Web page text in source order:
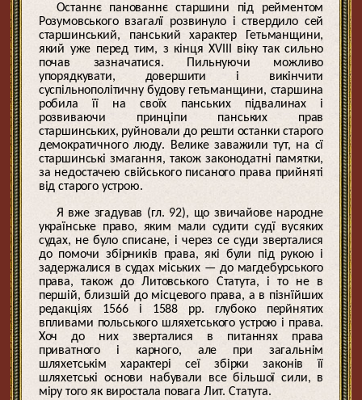
Останнє панованнє старшини під рейментом
Розумовського взагалї розвинуло і ствердило сей
старшинський, панський характер Гетьманщини,
який уже перед тим, з кінця XVIII віку так сильно
почав зазначатися. Пильнуючи можливо
упорядкувати, довершити і викінчити
суспільнополітичну будову гетьманщини, старшина
робила її на своїх панських підвалинах і
розвиваючи принціпи панських прав
старшинських, руйновали до решти останки старого
демократичного люду. Велике заважили тут, на сї
старшинські змагання, також законодатні памятки,
за недостачею свійського писаного права прийняті
від старого устрою.
Я вже згадував (гл. 92), що звичайове народне
українське право, яким мали судити судї вусяких
судах, не було списане, і через се суди зверталися
до помочи збірників права, які були під рукою і
задержалися в судах міських — до магдебурського
права, також до Литовського Статута, і то не в
першій, близшій до місцевого права, а в пізнїйших
редакціях 1566 і 1588 рр. глубоко перйнятих
впливами польського шляхетського устрою і права.
Хоч до них зверталися в питаннях права
приватного і карного, але при загальнім
шляхетськім характері сеї збірки законів її
шляхетські основи набували все більшої сили, в
міру того як виростала повага Лит. Статута.